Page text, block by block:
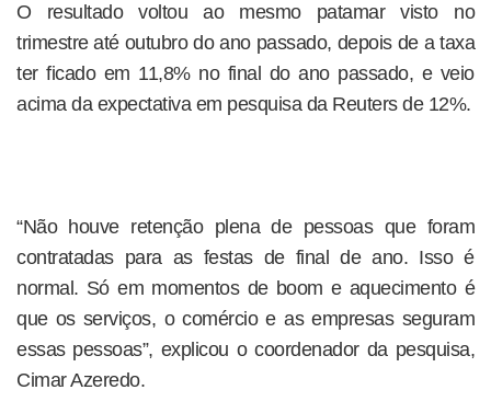
O resultado voltou ao mesmo patamar visto no
trimestre até outubro do ano passado, depois de a taxa
ter ficado em 11,8% no final do ano passado, e veio
acima da expectativa em pesquisa da Reuters de 12%.
“Não houve retenção plena de pessoas que foram
contratadas para as festas de final de ano. Isso é
normal. Só em momentos de boom e aquecimento é
que os serviços, o comércio e as empresas seguram
essas pessoas”, explicou o coordenador da pesquisa,
Cimar Azeredo.